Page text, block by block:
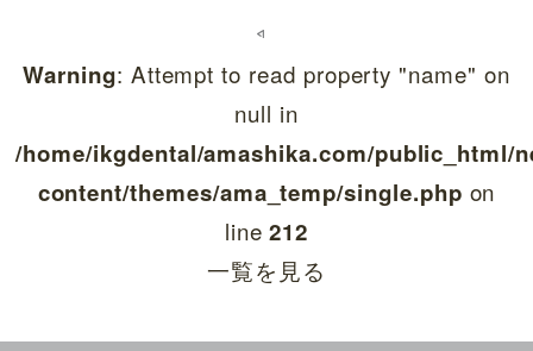
Warning: Attempt to read property "name" on
null in
/home/ikgdental/amashika.com/public_html/
content/themes/ama_temp/single.php on
line212
一覧を見る